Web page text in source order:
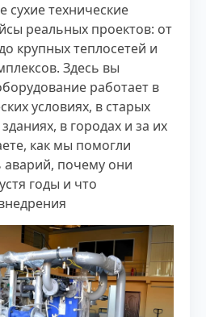
сухие технические
реальных проектов: от
крупных теплосетей и
Здесь вы
работает в
условиях, в старых
в городах и за их
как мы помогли
аварий, почему они
годы и что